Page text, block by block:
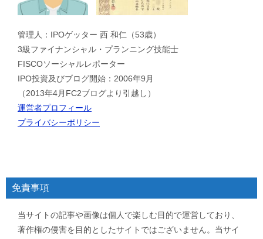
管理人：IPOゲッター 西 和仁（53歳）
3級ファイナンシャル・プランニング技能士
FISCOソーシャルレポーター
IPO投資及びブログ開始：2006年9月
（2013年4月FC2ブログより引越し）
運営者プロフィール
プライバシーポリシー
免責事項
当サイトの記事や画像は個人で楽しむ目的で運営しており、
著作権の侵害を目的としたサイトではございません。当サイ